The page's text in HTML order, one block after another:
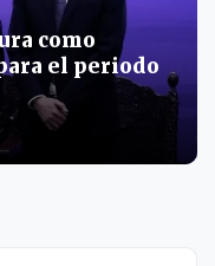
como
el periodo